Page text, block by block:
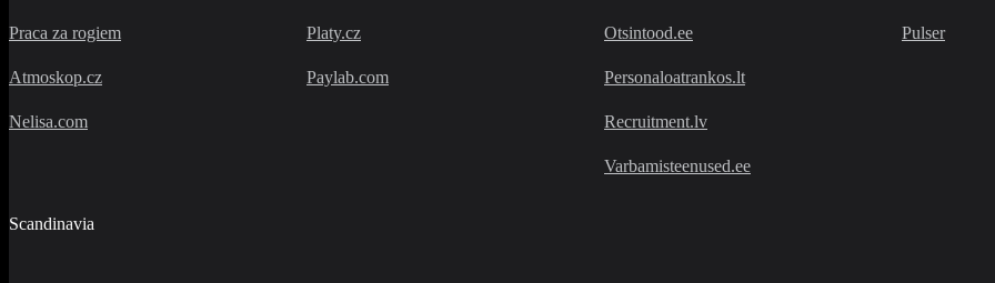
Praca za rogiem
Atmoskop.cz
Nelisa.com
Platy.cz
Paylab.com
Otsintood.ee
Personaloatrankos.lt
Recruitment.lv
Varbamisteenused.ee
Pulser
Scandinavia